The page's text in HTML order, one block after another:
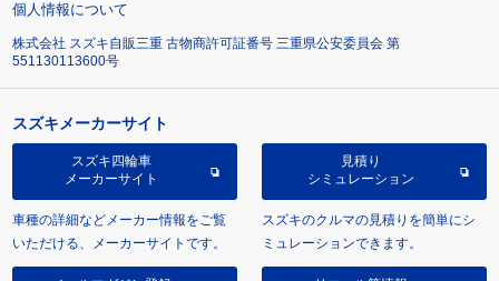
個人情報について
株式会社 スズキ自販三重 古物商許可証番号 三重県公安委員会 第
551130113600号
スズキメーカーサイト
スズキ四輪車
メーカーサイト
車種の詳細などメーカー情報をご覧
いただける、メーカーサイトです。
見積り
シミュレーション
スズキのクルマの見積りを簡単にシ
ミュレーションできます。